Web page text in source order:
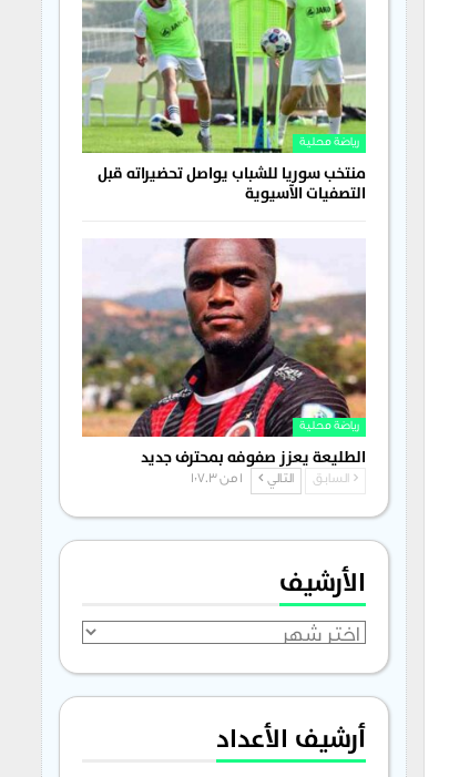
رياضة محلية
منتخب سوريا للشباب يواصل تحضيراته قبل
التصفيات الآسيوية
رياضة محلية
الطليعة يعزز صفوفه بمحترف جديد
السابق التالي 1 من 1٬703
الأرشيف
الأرشيف
أرشيف الأعداد